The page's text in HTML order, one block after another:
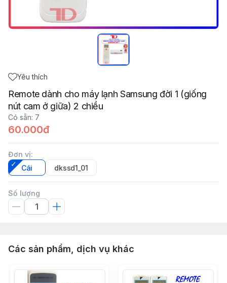
Yêu thích
Remote dành cho máy lạnh Samsung đời 1 (giống
nút cam ở giữa) 2 chiều
Có sẵn: 7
60.000đ
Đơn vị:
Cái
dkssd1_01
Số lượng
Các sản phẩm, dịch vụ khác